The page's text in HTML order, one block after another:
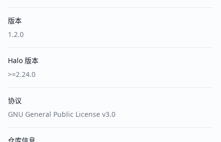
版本
1.2.0
Halo 版本
>=2.24.0
协议
GNU General Public License v3.0